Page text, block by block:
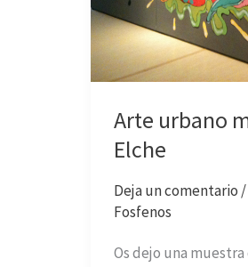
Arte urbano
Elche
Deja un comentario /
Fosfenos
Os dejo una